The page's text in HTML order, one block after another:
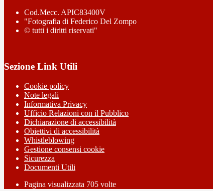
Cod.Mecc. APIC83400V
"Fotografia di Federico Del Zompo
© tutti i diritti riservati"
Sezione Link Utili
Cookie policy
Note legali
Informativa Privacy
Ufficio Relazioni con il Pubblico
Dichiarazione di accessibilità
Obiettivi di accessibilità
Whistleblowing
Gestione consensi cookie
Sicurezza
Documenti Utili
Pagina visualizzata 705 volte